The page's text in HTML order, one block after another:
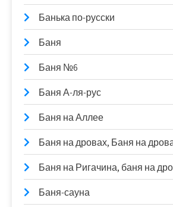
Банька по-русски
Баня
Баня №6
Баня А-ля-рус
Баня на Аллее
Баня на дровах, Баня на
Баня на Ригачина, баня на
Баня-сауна